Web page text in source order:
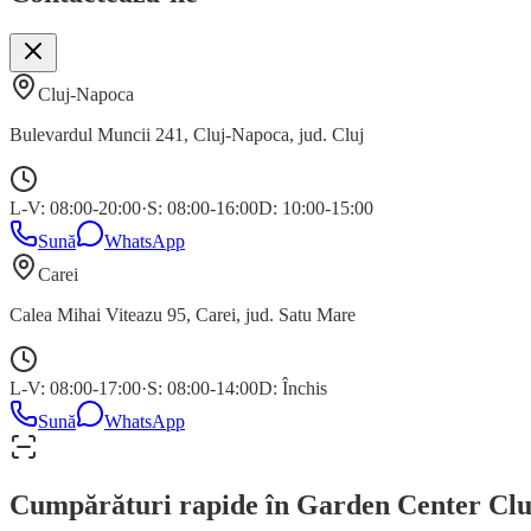
Cluj-Napoca
Bulevardul Muncii 241 , Cluj-Napoca, jud. Cluj
L-V: 08:00-20:00·S: 08:00-16:00D: 10:00-15:00
Sună
WhatsApp
Carei
Calea Mihai Viteazu 95, Carei, jud. Satu Mare
L-V: 08:00-17:00·S: 08:00-14:00D: Închis
Sună
WhatsApp
Cumpărături rapide în Garden Center